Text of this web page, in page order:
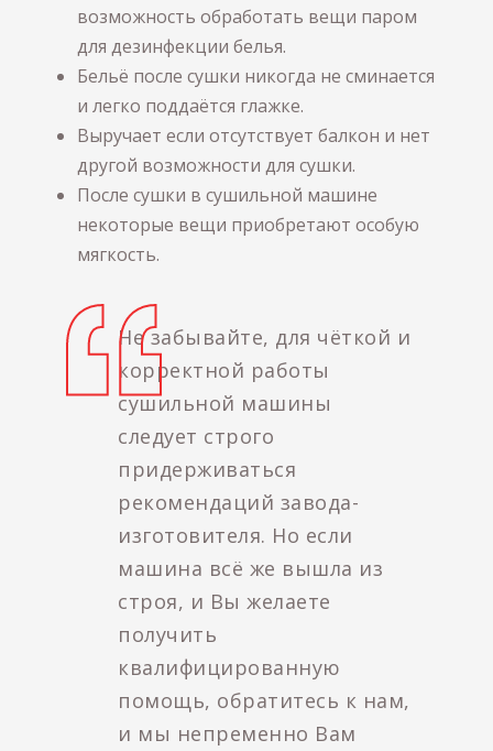
возможность обработать вещи паром
для дезинфекции белья.
Бельё после сушки никогда не сминается
и легко поддаётся глажке.
Выручает если отсутствует балкон и нет
другой возможности для сушки.
После сушки в сушильной машине
некоторые вещи приобретают особую
мягкость.
Не забывайте, для чёткой и
корректной работы
сушильной машины
следует строго
придерживаться
рекомендаций завода-
изготовителя. Но если
машина всё же вышла из
строя, и Вы желаете
получить
квалифицированную
помощь, обратитесь к нам,
и мы непременно Вам